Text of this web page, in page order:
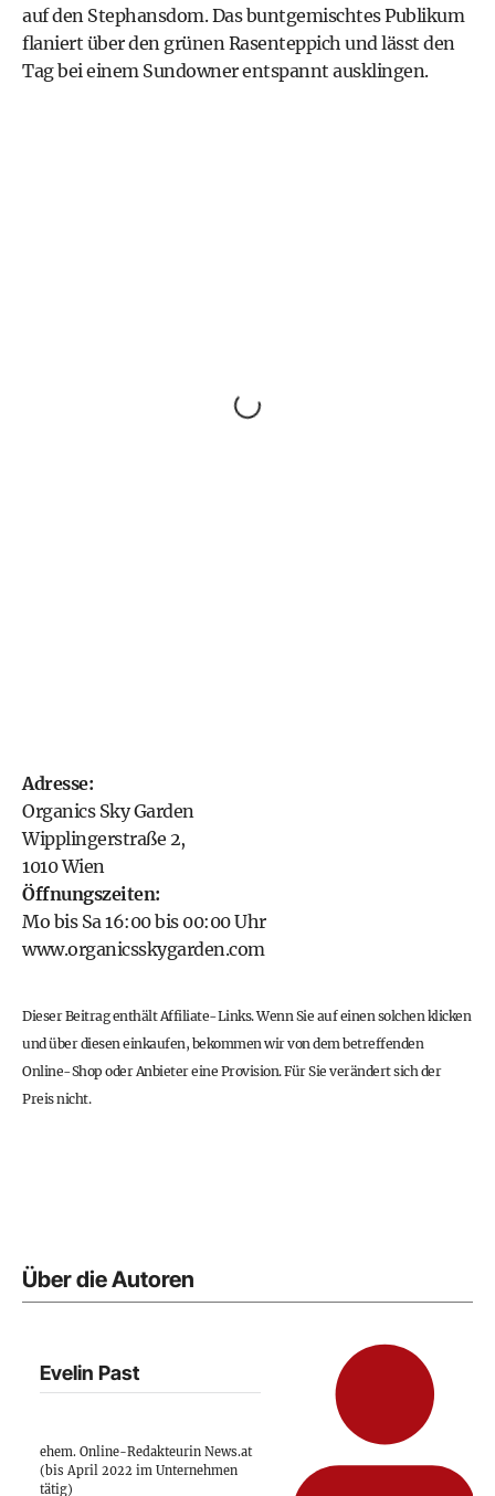
auf den Stephansdom. Das buntgemischtes Publikum
flaniert über den grünen Rasenteppich und lässt den
Tag bei einem Sundowner entspannt ausklingen.
Adresse:
Organics Sky Garden
Wipplingerstraße 2,
1010 Wien
Öffnungszeiten:
Mo bis Sa 16:00 bis 00:00 Uhr
www.organicsskygarden.com
Dieser Beitrag enthält Affiliate-Links. Wenn Sie auf einen solchen klicken
und über diesen einkaufen, bekommen wir von dem betreffenden
Online-Shop oder Anbieter eine Provision. Für Sie verändert sich der
Preis nicht.
Über die Autoren
Evelin Past
ehem. Online-Redakteurin News.at
(bis April 2022 im Unternehmen
tätig)